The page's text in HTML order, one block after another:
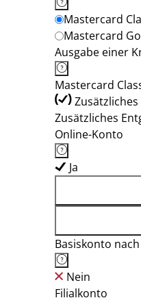
Mastercard
Mastercard
Ausgabe einer
Mastercard
Zusätzliches
Online-Konto
Ja
Basiskonto
Nein
Filialkonto